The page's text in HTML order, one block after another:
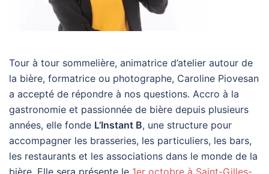
Tour à tour sommelière, animatrice d’atelier autour de
la bière, formatrice ou photographe, Caroline Piovesan
a accepté de répondre à nos questions. Accro à la
gastronomie et passionnée de bière depuis plusieurs
années, elle fonde L’Instant B, une structure pour
accompagner les brasseries, les particuliers, les bars,
les restaurants et les associations dans le monde de la